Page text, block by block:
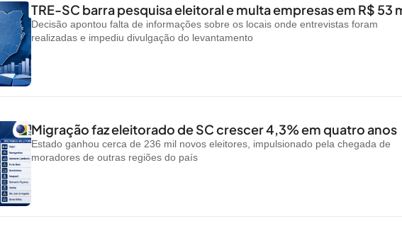
TRE-SC barra pesquisa eleitoral e multa empresas em R$ 53
Decisão apontou falta de informações sobre os locais onde entrevistas foram
realizadas e impediu divulgação do levantamento
Migração faz eleitorado de SC crescer 4,3% em quatro anos
Estado ganhou cerca de 236 mil novos eleitores, impulsionado pela chegada de
moradores de outras regiões do país